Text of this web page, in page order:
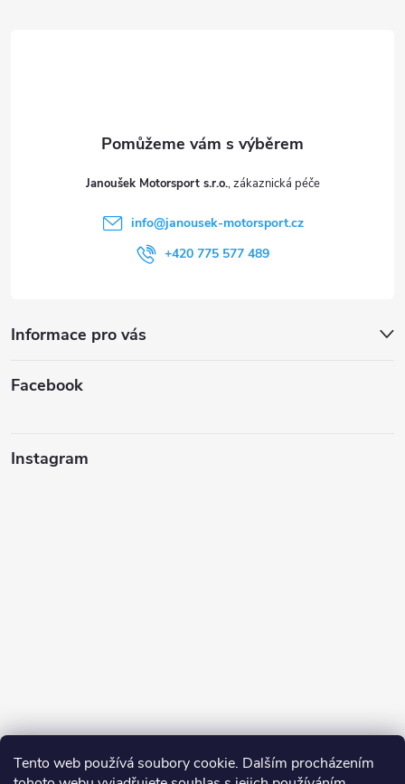
Tento web používá soubory cookie. Dalším procházením
Janoušek Motorsport s.r.o.
info@janousek-motorsport.cz
+420 775 577 489
Informace pro vás
Facebook
Instagram